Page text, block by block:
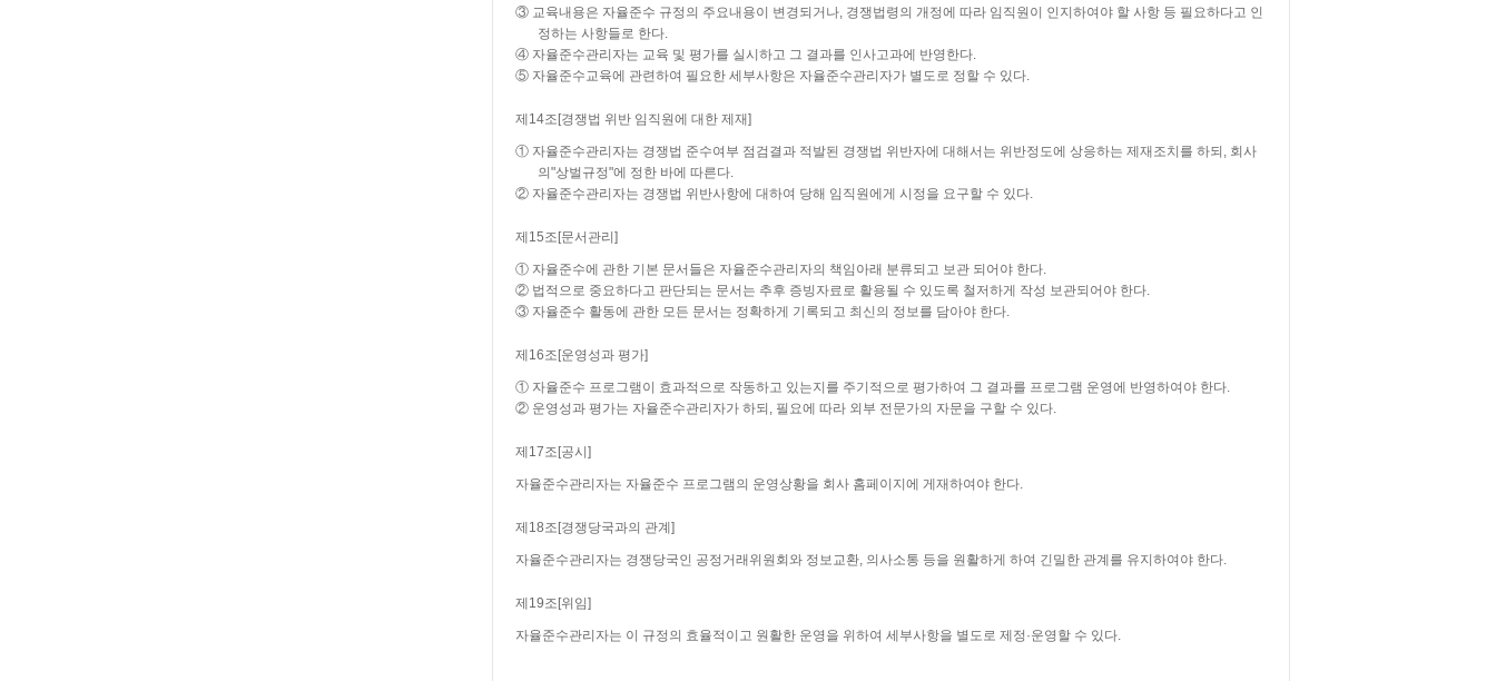
③ 교육내용은 자율준수 규정의 주요내용이 변경되거나, 경쟁법령의 개정에 따라 임직원이 인지하여야 할 사항 등 필요하다고 인
정하는 사항들로 한다.
④ 자율준수관리자는 교육 및 평가를 실시하고 그 결과를 인사고과에 반영한다.
⑤ 자율준수교육에 관련하여 필요한 세부사항은 자율준수관리자가 별도로 정할 수 있다.
제14조[경쟁법 위반 임직원에 대한 제재]
① 자율준수관리자는 경쟁법 준수여부 점검결과 적발된 경쟁법 위반자에 대해서는 위반정도에 상응하는 제재조치를 하되, 회사
의"상벌규정"에 정한 바에 따른다.
② 자율준수관리자는 경쟁법 위반사항에 대하여 당해 임직원에게 시정을 요구할 수 있다.
제15조[문서관리]
① 자율준수에 관한 기본 문서들은 자율준수관리자의 책임아래 분류되고 보관 되어야 한다.
② 법적으로 중요하다고 판단되는 문서는 추후 증빙자료로 활용될 수 있도록 철저하게 작성 보관되어야 한다.
③ 자율준수 활동에 관한 모든 문서는 정확하게 기록되고 최신의 정보를 담아야 한다.
제16조[운영성과 평가]
① 자율준수 프로그램이 효과적으로 작동하고 있는지를 주기적으로 평가하여 그 결과를 프로그램 운영에 반영하여야 한다.
② 운영성과 평가는 자율준수관리자가 하되, 필요에 따라 외부 전문가의 자문을 구할 수 있다.
제17조[공시]
자율준수관리자는 자율준수 프로그램의 운영상황을 회사 홈페이지에 게재하여야 한다.
제18조[경쟁당국과의 관계]
자율준수관리자는 경쟁당국인 공정거래위원회와 정보교환, 의사소통 등을 원활하게 하여 긴밀한 관계를 유지하여야 한다.
제19조[위임]
자율준수관리자는 이 규정의 효율적이고 원활한 운영을 위하여 세부사항을 별도로 제정·운영할 수 있다.